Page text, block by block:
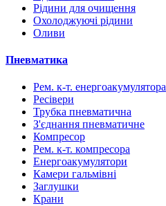
Рідини для очищення
Охолоджуючі рідини
Оливи
Пневматика
Рем. к-т. енергоакумулятора
Ресівери
Трубка пневматична
З'єднання пневматичне
Компресор
Рем. к-т. компресора
Енергоакумулятори
Камери гальмівні
Заглушки
Крани